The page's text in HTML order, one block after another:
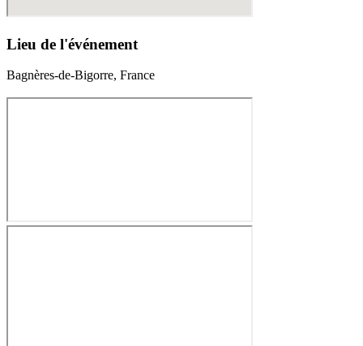
Lieu de l'événement
Bagnères-de-Bigorre, France